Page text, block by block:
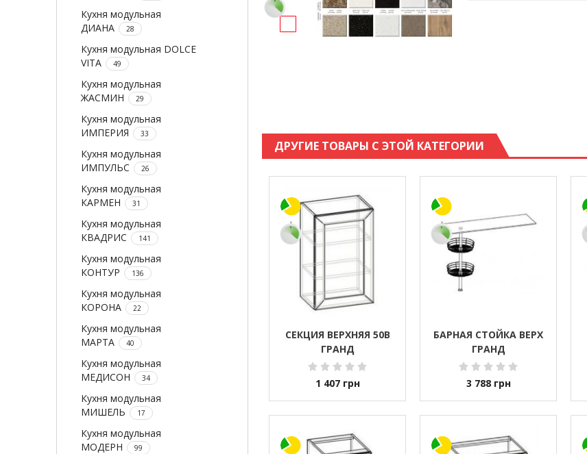
Кухня модульная
ДИАНА
28
Кухня модульная DOLCE
VITA
49
Кухня модульная
ЖАСМИН
29
Кухня модульная
ИМПЕРИЯ
33
Кухня модульная
ИМПУЛЬС
26
Кухня модульная
КАРМЕН
31
Кухня модульная
КВАДРИС
141
Кухня модульная
КОНТУР
136
Кухня модульная
КОРОНА
22
Кухня модульная
МАРТА
40
Кухня модульная
МЕДИСОН
34
Кухня модульная
МИШЕЛЬ
17
Кухня модульная
МОДЕРН
99
ДРУГИЕ ТОВАРЫ С ЭТОЙ КАТЕГОРИИ
СЕКЦИЯ ВЕРХНЯЯ 50В
ГРАНД
1 407 грн
БАРНАЯ СТОЙКА ВЕРХ
ГРАНД
3 788 грн